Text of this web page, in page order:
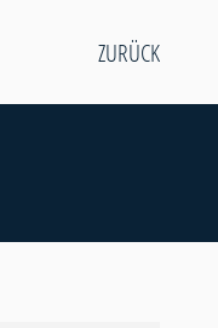
ZURÜCK